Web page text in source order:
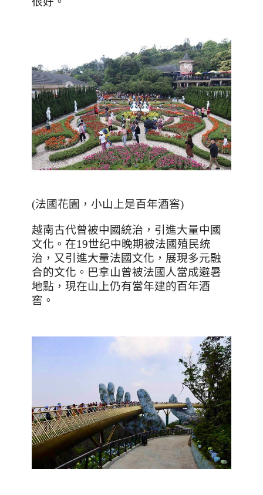
(法國花園，小山上是百年酒窖)
越南古代曾被中國統治，引進大量中國
文化。在19世纪中晚期被法國殖民统
治，又引進大量法國文化，展現多元融
合的文化。巴拿山曾被法國人當成避暑
地點，現在山上仍有當年建的百年酒
窖。